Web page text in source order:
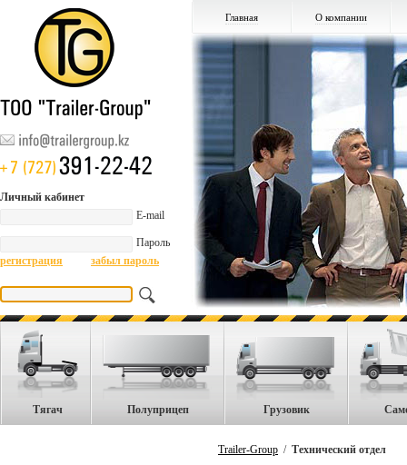
Главная О компании
Производители
Личный кабинет
E-mail
Пароль
регистрация
забыл пароль
Тягач Полуприцеп Грузовик
Trailer-Group / Технический отдел